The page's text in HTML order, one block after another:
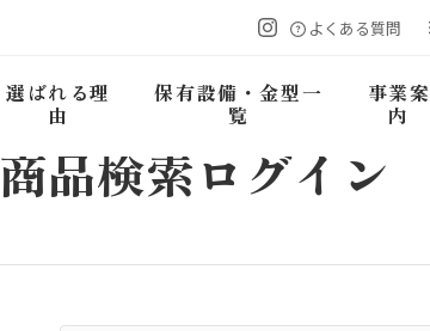
よくある質問
選ばれる理
由
保有設備・金型一
覧
事業案
内
商品検索ログイン